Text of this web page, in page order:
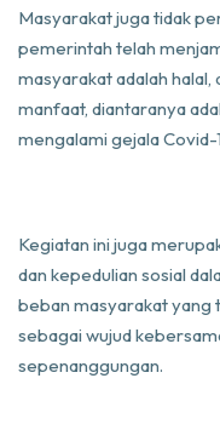
Masyarakat juga tidak
pemerintah telah
masyarakat adalah
manfaat, diantaranya
mengalami gejala Covid-
Kegiatan ini juga
dan kepedulian sosial
beban masyarakat yang
sebagai wujud
sepenanggungan.